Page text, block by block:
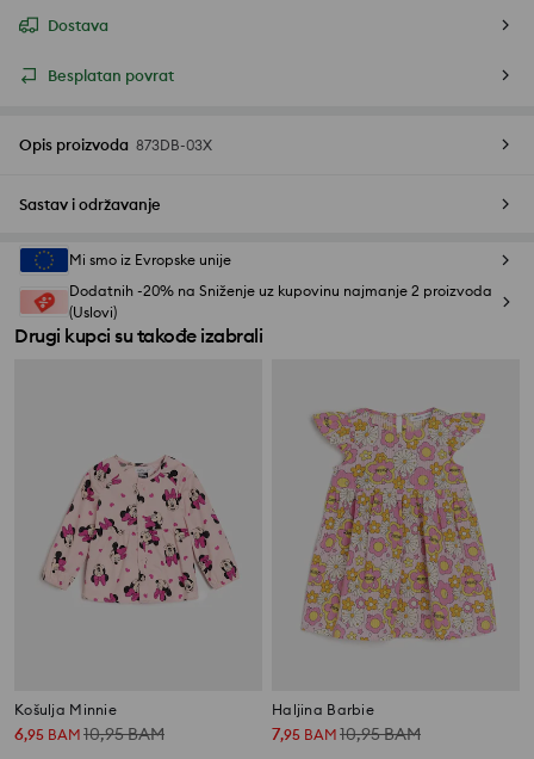
Dostava
Besplatan povrat
Opis proizvoda 873DB-03X
Sastav i održavanje
Mi smo iz Evropske unije
Dodatnih -20% na Sniženje uz kupovinu najmanje 2 proizvoda
(Uslovi)
Drugi kupci su takođe izabrali
Košulja Minnie
6,95 BAM 10,95BAM
Haljina Barbie
7,95 BAM 10,95BAM